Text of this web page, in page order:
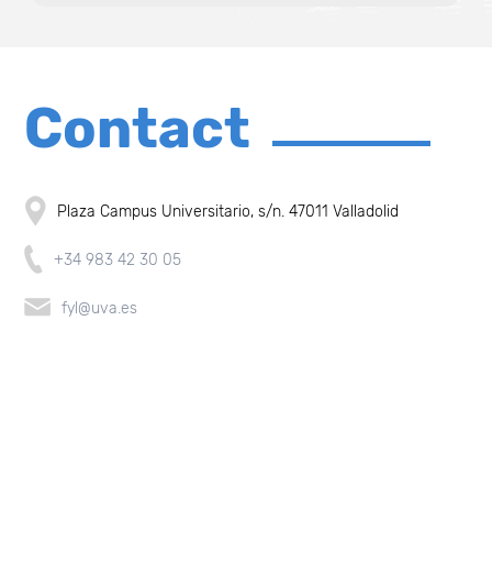
Contact
Plaza Campus Universitario, s/n. 47011 Valladolid
+34 983 42 30 05
fyl@uva.es